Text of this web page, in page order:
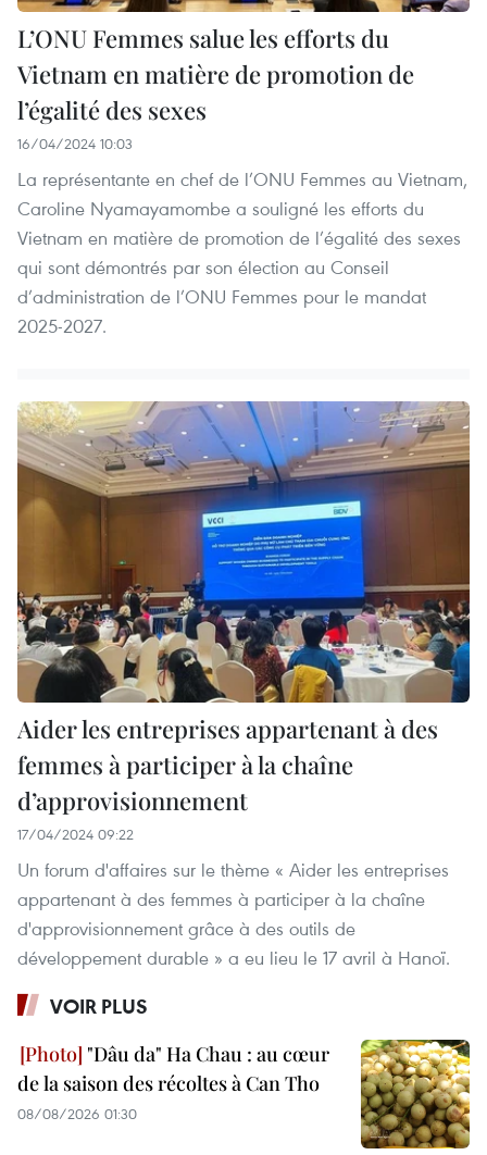
L’ONU Femmes salue les efforts du
Vietnam en matière de promotion de
l’égalité des sexes
16/04/2024 10:03
La représentante en chef de l’ONU Femmes au Vietnam,
Caroline Nyamayamombe a souligné les efforts du
Vietnam en matière de promotion de l’égalité des sexes
qui sont démontrés par son élection au Conseil
d’administration de l’ONU Femmes pour le mandat
2025-2027.
Aider les entreprises appartenant à des
femmes à participer à la chaîne
d’approvisionnement
17/04/2024 09:22
Un forum d'affaires sur le thème « Aider les entreprises
appartenant à des femmes à participer à la chaîne
d'approvisionnement grâce à des outils de
développement durable » a eu lieu le 17 avril à Hanoï.
VOIR PLUS
"Dâu da" Ha Chau : au cœur
de la saison des récoltes à Can Tho
08/08/2026 01:30